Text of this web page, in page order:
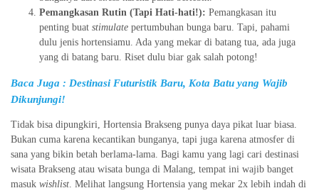
Pemangkasan Rutin (Tapi Hati-hati!): Pemangkasan itu
penting buat stimulate pertumbuhan bunga baru. Tapi, pahami
dulu jenis hortensiamu. Ada yang mekar di batang tua, ada juga
yang di batang baru. Riset dulu biar gak salah potong!
Baca Juga : Destinasi Futuristik Baru, Kota Batu yang Wajib
Dikunjungi!
Tidak bisa dipungkiri, Hortensia Brakseng punya daya pikat luar biasa.
Bukan cuma karena kecantikan bunganya, tapi juga karena atmosfer di
sana yang bikin betah berlama-lama. Bagi kamu yang lagi cari destinasi
wisata Brakseng atau wisata bunga di Malang, tempat ini wajib banget
masuk wishlist. Melihat langsung Hortensia yang mekar 2x lebih indah di